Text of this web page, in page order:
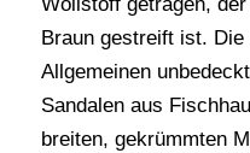
Braun gestreift ist.
Allgemeinen
Sandalen aus
breiten, gekrümmten